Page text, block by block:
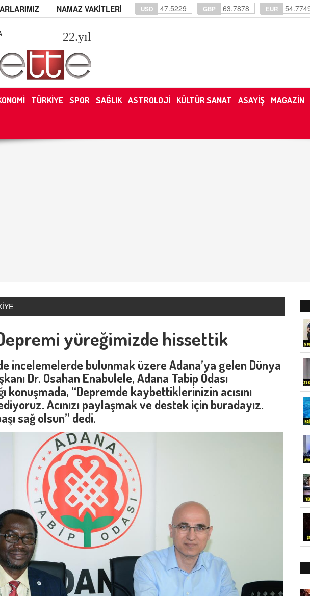
NAMAZ VAKİTLERİ USD 47.5229 GBP 63.7878 EUR
22.yıl
TÜRKİYE SPOR SAĞLIK ASTROLOJİ KÜLTÜR SANAT ASAYİŞ MAGAZİN
yüreğimizde hissettik
incelemelerde bulunmak üzere Adana’ya gelen Dünya
Dr. Osahan Enabulele, Adana Tabip Odası
konuşmada, “Depremde kaybettiklerinizin acısını
Acınızı paylaşmak ve destek için buradayız.
sağ olsun” dedi.